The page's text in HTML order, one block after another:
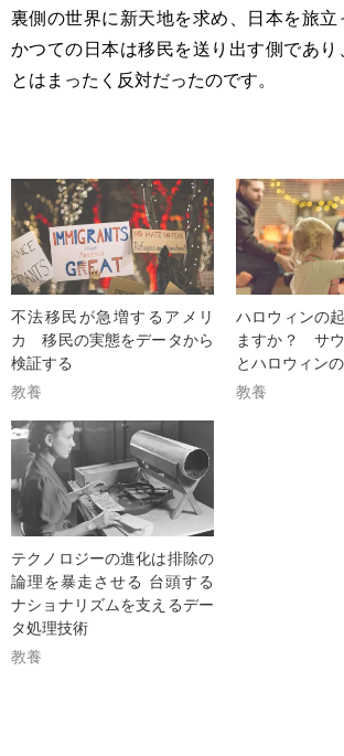
裏側の世界に新天地を求め、日本を旅立
かつての日本は移民を送り出す側であ
とはまったく反対だったのです。
不法移民が急増するアメリ
カ 移民の実態をデータから
検証する
教養
ハロウィンの
ますか？ サ
とハロウィン
教養
テクノロジーの進化は排除の
論理を暴走させる 台頭する
ナショナリズムを支えるデー
タ処理技術
教養